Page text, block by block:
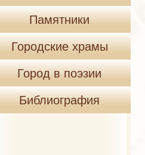
Памятники
Городские храмы
Город в поэзии
Библиография